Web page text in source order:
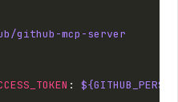
github-mcp-server
: